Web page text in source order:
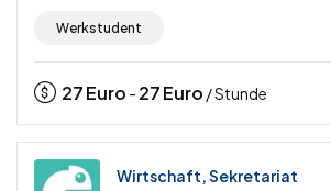
Werkstudent
27Euro - 27Euro / Stunde
Wirtschaft, Sekretariat